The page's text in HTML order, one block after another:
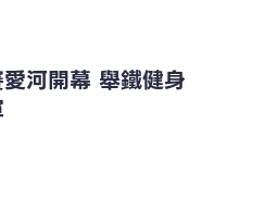
河開幕 舉鐵健身